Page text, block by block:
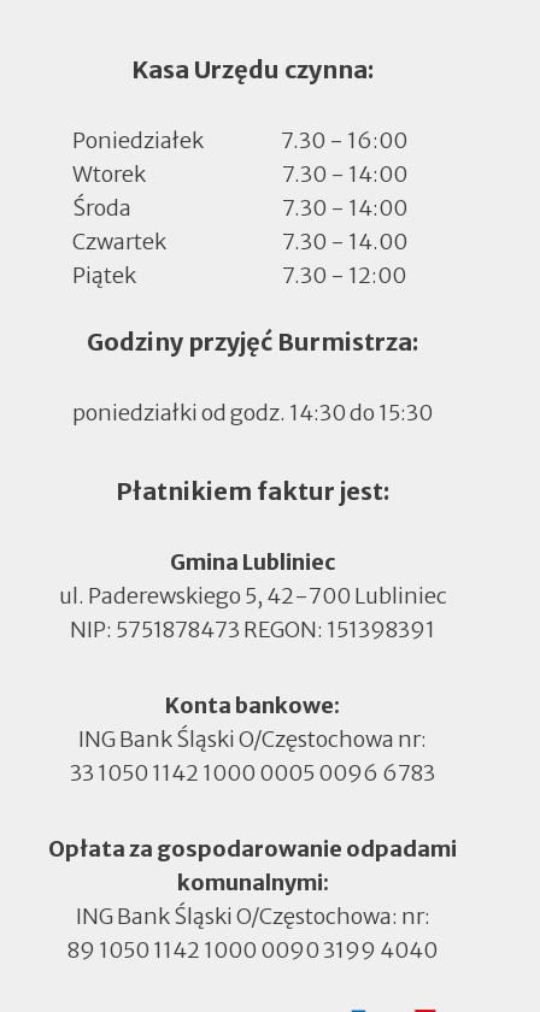
Kasa Urzędu czynna:
Poniedziałek
7.30 - 16:00
Wtorek
7.30 - 14:00
Środa
7.30 - 14:00
Czwartek
7.30 - 14.00
Piątek
7.30 - 12:00
Godziny przyjęć Burmistrza:
poniedziałki od godz. 14:30 do 15:30
Płatnikiem faktur jest:
Gmina Lubliniec
ul. Paderewskiego 5, 42-700 Lubliniec
NIP: 5751878473 REGON: 151398391
Konta bankowe:
ING Bank Śląski O/Częstochowa nr:
33 1050 1142 1000 0005 0096 6783
Opłata za gospodarowanie odpadami
komunalnymi:
ING Bank Śląski O/Częstochowa: nr:
89 1050 1142 1000 0090 3199 4040